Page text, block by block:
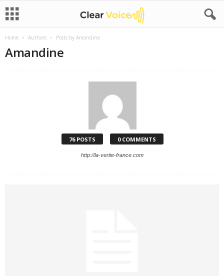
Home Authors Posts by Amandine
Amandine
76 POSTS 0 COMMENTS
http://la-verite-france.com